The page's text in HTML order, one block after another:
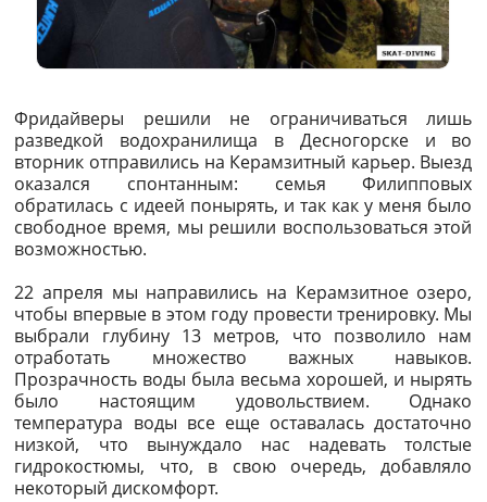
Фридайверы решили не ограничиваться лишь
разведкой водохранилища в Десногорске и во
вторник отправились на Керамзитный карьер. Выезд
оказался спонтанным: семья Филипповых
обратилась с идеей понырять, и так как у меня было
свободное время, мы решили воспользоваться этой
возможностью.
22 апреля мы направились на Керамзитное озеро,
чтобы впервые в этом году провести тренировку. Мы
выбрали глубину 13 метров, что позволило нам
отработать множество важных навыков.
Прозрачность воды была весьма хорошей, и нырять
было настоящим удовольствием. Однако
температура воды все еще оставалась достаточно
низкой, что вынуждало нас надевать толстые
гидрокостюмы, что, в свою очередь, добавляло
некоторый дискомфорт.